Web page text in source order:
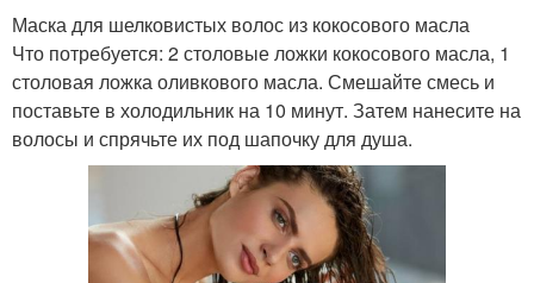
Маска для шелковистых волос из кокосового масла
Что потребуется: 2 столовые ложки кокосового масла, 1
столовая ложка оливкового масла. Смешайте смесь и
поставьте в холодильник на 10 минут. Затем нанесите на
волосы и спрячьте их под шапочку для душа.